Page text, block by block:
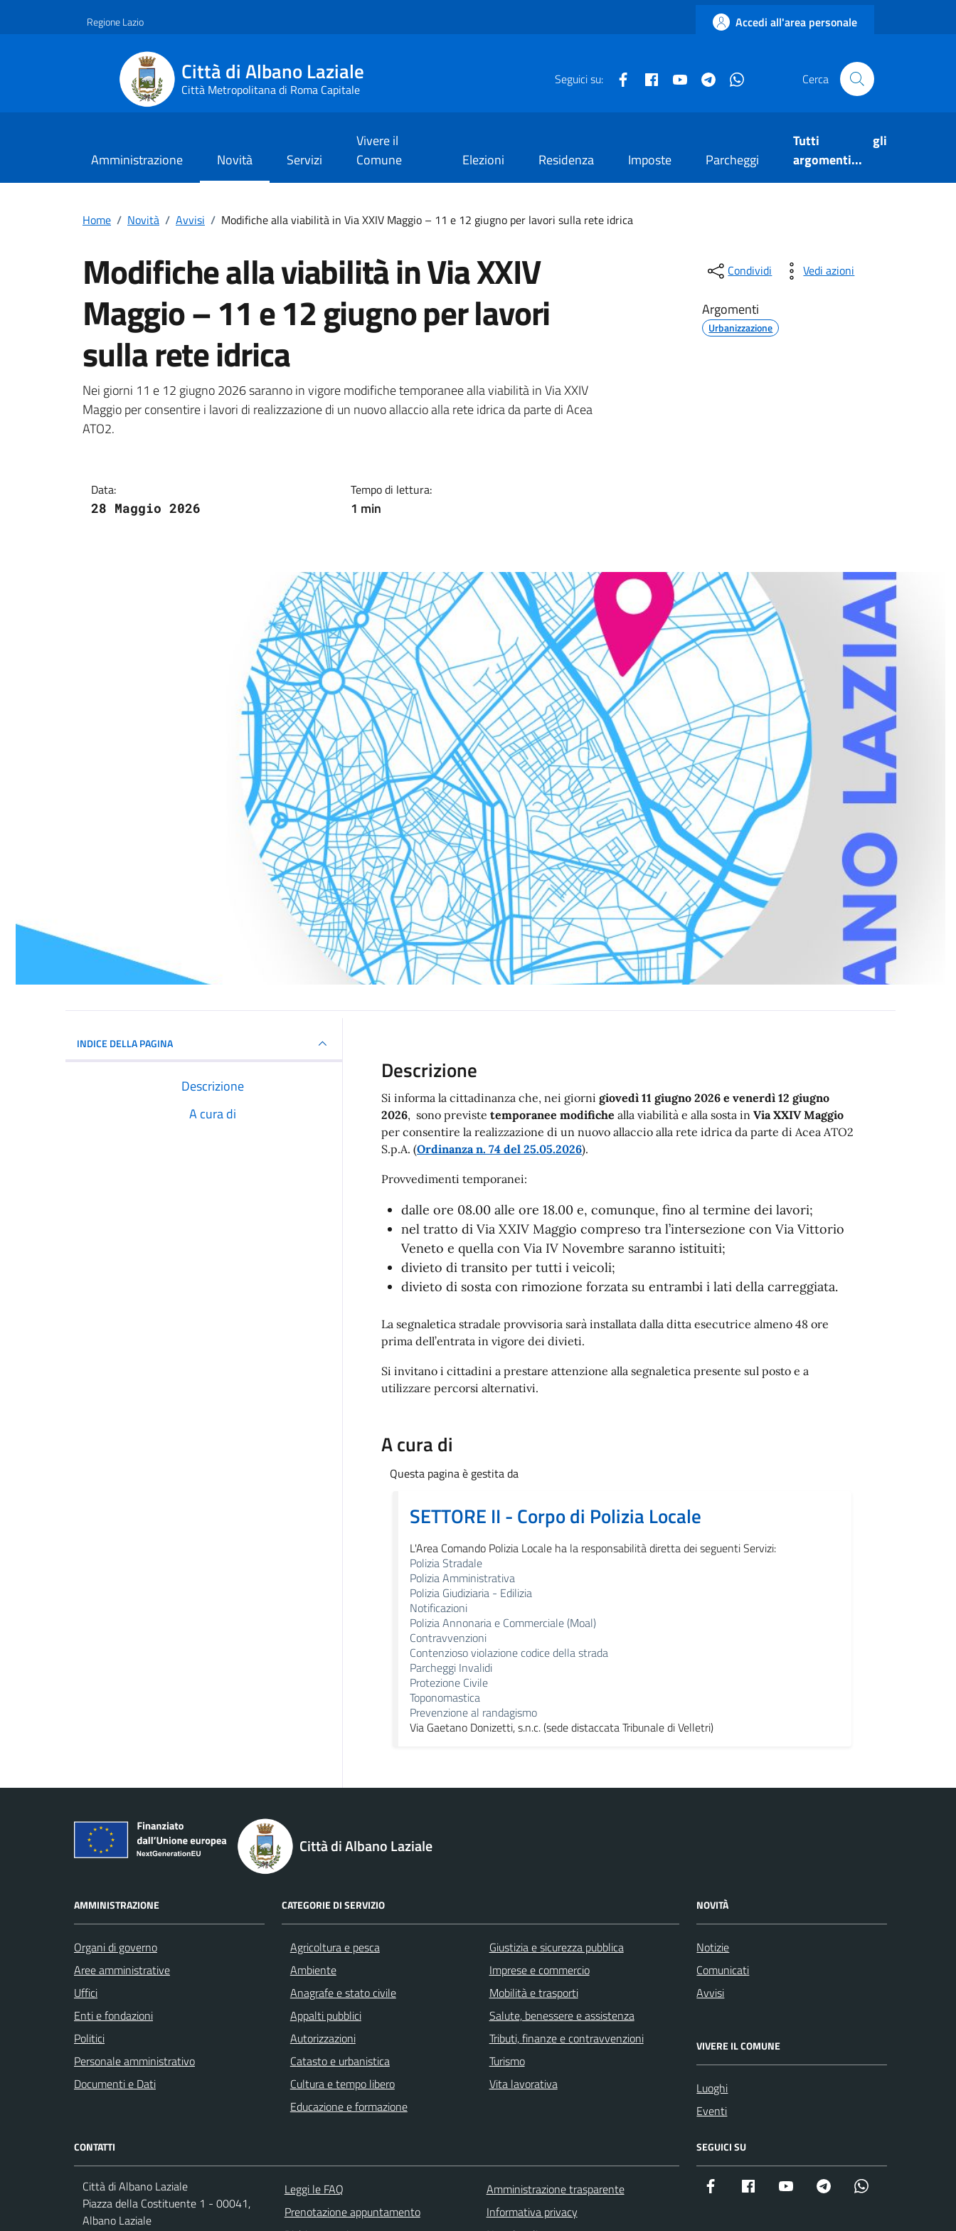
Regione Lazio Accedi all'area personale
Città di Albano Laziale
Città Metropolitana di Roma Capitale
Seguici su: Facebook istituzionale
Facebook museo civico
YouTube Telegram Cerca
Amministrazione Novità Servizi
Vivere il
Comune
Elezioni Residenza Imposte Parcheggi
Tutti gli
argomenti...
Home / Novità / Avvisi / Modifiche alla viabilità in Via XXIV Maggio – 11 e 12 giugno per lavori sulla rete idrica
Modifiche alla viabilità in Via XXIV
Maggio – 11 e 12 giugno per lavori
sulla rete idrica
Dettagli della notizia
Nei giorni 11 e 12 giugno 2026 saranno in vigore modifiche temporanee alla viabilità in Via XXIV
Maggio per consentire i lavori di realizzazione di un nuovo allaccio alla rete idrica da parte di Acea
ATO2.
Data:
28 Maggio 2026
Tempo di lettura:
1 min
Condividi Vedi azioni
Argomenti
Urbanizzazione
INDICE DELLA PAGINA
Descrizione
A cura di
Descrizione
Si informa la cittadinanza che, nei giornigiovedì 11 giugno 2026 e venerdì 12 giugno
2026, sono previstetemporanee modifichealla viabilità e alla sosta inVia XXIV Maggio
per consentire la realizzazione di un nuovo allaccio alla rete idrica da parte di Acea ATO2
S.p.A. (Ordinanza n. 74 del 25.05.2026).
Provvedimenti temporanei:
dalle ore 08.00 alle ore 18.00 e, comunque, fino al termine dei lavori;
nel tratto di Via XXIV Maggio compreso tra l’intersezione con Via Vittorio
Veneto e quella con Via IV Novembre saranno istituiti;
divieto di transito per tutti i veicoli;
divieto di sosta con rimozione forzata su entrambi i lati della carreggiata.
La segnaletica stradale provvisoria sarà installata dalla ditta esecutrice almeno 48 ore
prima dell’entrata in vigore dei divieti.
Si invitano i cittadini a prestare attenzione alla segnaletica presente sul posto e a
utilizzare percorsi alternativi.
A cura di
Questa pagina è gestita da
SETTORE II - Corpo di Polizia Locale
L'Area Comando Polizia Locale ha la responsabilità diretta dei seguenti Servizi:
Polizia Stradale
Polizia Amministrativa
Polizia Giudiziaria - Edilizia
Notificazioni
Polizia Annonaria e Commerciale (Moal)
Contravvenzioni
Contenzioso violazione codice della strada
Parcheggi Invalidi
Protezione Civile
Toponomastica
Prevenzione al randagismo
Via Gaetano Donizetti, s.n.c. (sede distaccata Tribunale di Velletri)
Città di Albano Laziale
AMMINISTRAZIONE
Organi di governo
Aree amministrative
Uffici
Enti e fondazioni
Politici
Personale amministrativo
Documenti e Dati
CATEGORIE DI SERVIZIO
Agricoltura e pesca
Ambiente
Anagrafe e stato civile
Appalti pubblici
Autorizzazioni
Catasto e urbanistica
Cultura e tempo libero
Educazione e formazione
Giustizia e sicurezza pubblica
Imprese e commercio
Mobilità e trasporti
Salute, benessere e assistenza
Tributi, finanze e contravvenzioni
Turismo
Vita lavorativa
NOVITÀ
Notizie
Comunicati
Avvisi
VIVERE IL COMUNE
Luoghi
Eventi
CONTATTI
Città di Albano Laziale
Piazza della Costituente 1 - 00041,
Albano Laziale
Leggi le FAQ
Prenotazione appuntamento
Amministrazione trasparente
Informativa privacy
SEGUICI SU
Facebook istituzionale
Facebook museo civico
YouTube Telegram